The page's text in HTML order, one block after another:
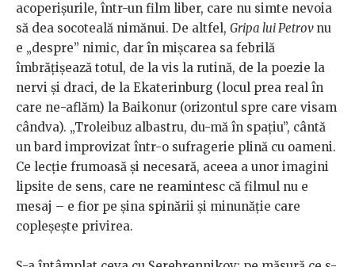
acoperișurile, într-un film liber, care nu simte nevoia
să dea socoteală nimănui. De altfel, Gripa lui Petrov nu
e „despre” nimic, dar în mișcarea sa febrilă
îmbrățișează totul, de la vis la rutină, de la poezie la
nervi și draci, de la Ekaterinburg (locul prea real în
care ne-aflăm) la Baikonur (orizontul spre care visam
cândva). „Troleibuz albastru, du-mă în spațiu”, cântă
un bard improvizat într-o sufragerie plină cu oameni.
Ce lecție frumoasă și necesară, aceea a unor imagini
lipsite de sens, care ne reamintesc că filmul nu e
mesaj – e fior pe șina spinării și minunăție care
copleșește privirea.